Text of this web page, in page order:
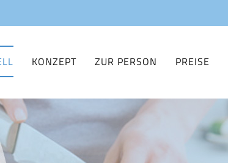
KONZEPT ZUR PERSON PREISE